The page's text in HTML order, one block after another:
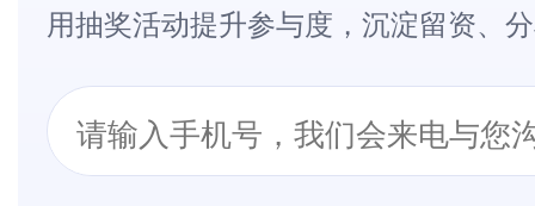
用抽奖活动提升参与度，沉淀留资、